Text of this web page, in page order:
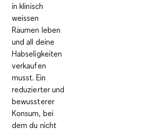
in klinisch
weissen
Räumen leben
und all deine
Habseligkeiten
verkaufen
musst. Ein
reduzierter und
bewussterer
Konsum, bei
dem du nicht